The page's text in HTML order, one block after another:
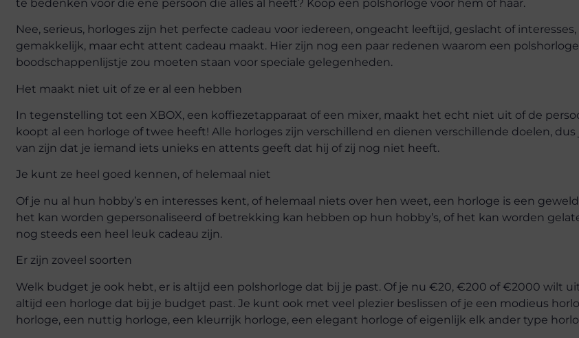
te bedenken voor die ene persoon die alles al heeft? Koop een polshorloge voor hem of haar.
Nee, serieus, horloges zijn het perfecte cadeau voor iedereen, ongeacht leeftijd, geslacht of interesses,
gemakkelijk, maar echt attent cadeau maakt. Hier zijn nog een paar redenen waarom een
boodschappenlijstje zou moeten staan voor speciale gelegenheden.
Het maakt niet uit of ze er al een hebben
In tegenstelling tot een XBOX, een koffiezetapparaat of een mixer, maakt het echt niet uit of de
koopt al een horloge of twee heeft! Alle horloges zijn verschillend en dienen verschillende doelen,
van zijn dat je iemand iets unieks en attents geeft dat hij of zij nog niet heeft.
Je kunt ze heel goed kennen, of helemaal niet
Of je nu al hun hobby’s en interesses kent, of helemaal niets over hen weet, een horloge is een
het kan worden gepersonaliseerd of betrekking kan hebben op hun hobby’s, of het kan worden
nog steeds een heel leuk cadeau zijn.
Er zijn zoveel soorten
Welk budget je ook hebt, er is altijd een polshorloge dat bij je past. Of je nu €20, €200 of €2000 wilt
altijd een horloge dat bij je budget past. Je kunt ook met veel plezier beslissen of je een modieus
horloge, een nuttig horloge, een kleurrijk horloge, een elegant horloge of eigenlijk elk ander type